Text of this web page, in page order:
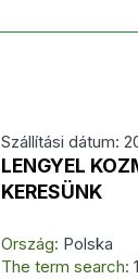
Szállítási dátum:
LENGYEL
KERESÜNK
Ország: Polska
The term search: